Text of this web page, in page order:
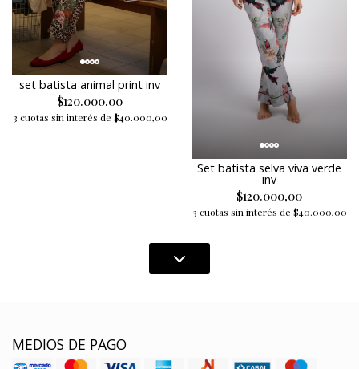
set batista animal print inv
$120.000,00
3 cuotas sin interés de $40.000,00
Set batista selva viva verde
inv
$120.000,00
3 cuotas sin interés de $40.000,00
MEDIOS DE PAGO